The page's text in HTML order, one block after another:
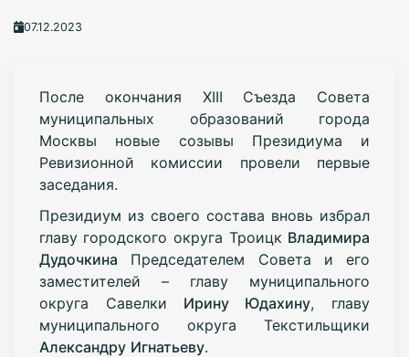
07.12.2023
После окончания XIII Съезда Совета
муниципальных образований города
Москвы новые созывы Президиума и
Ревизионной комиссии провели первые
заседания.
Президиум из своего состава вновь избрал
главу городского округа Троицк Владимира
Дудочкина Председателем Совета и его
заместителей – главу муниципального
округа Савелки Ирину Юдахину, главу
муниципального округа Текстильщики
Александру Игнатьеву.